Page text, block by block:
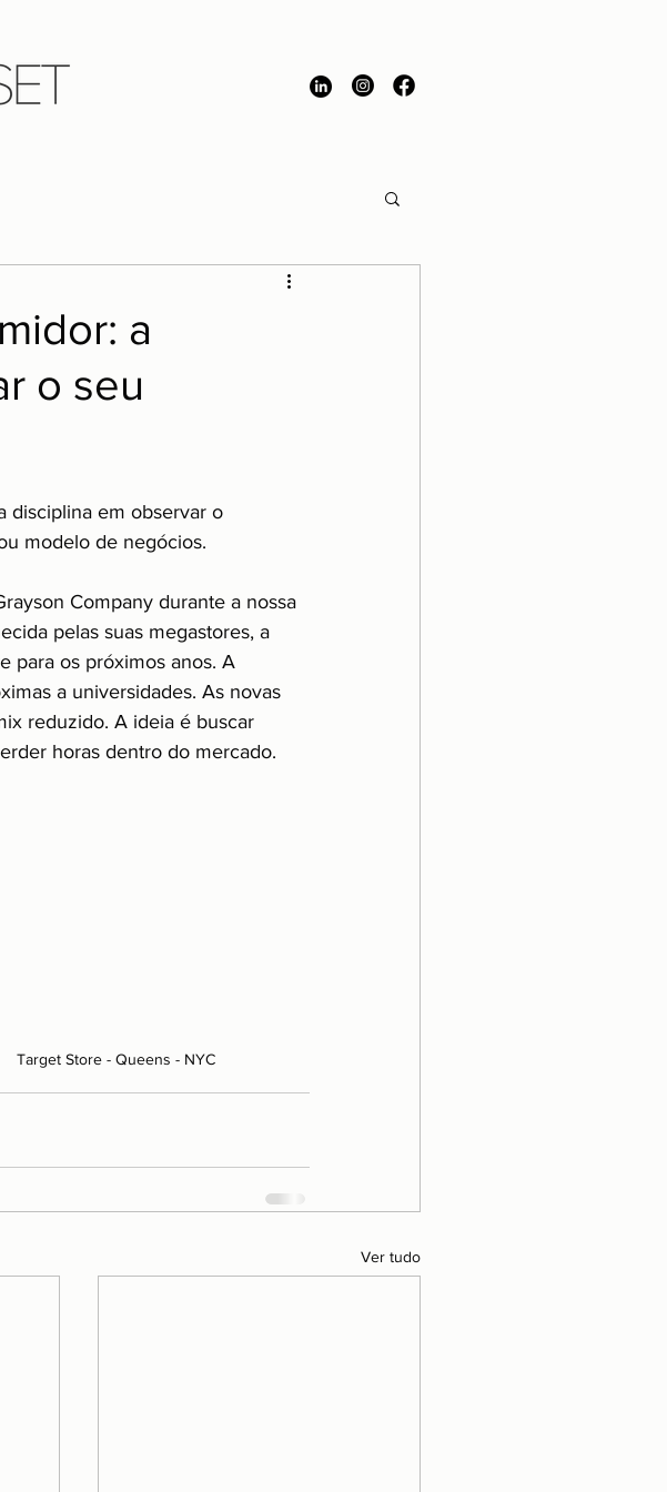
a
o seu
disciplina em observar o
modelo de negócios.
Company durante a nossa
pelas suas megastores, a
para os próximos anos. A
a universidades. As novas
reduzido. A ideia é buscar
horas dentro do mercado.
Target Store - Queens - NYC
Ver tudo